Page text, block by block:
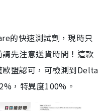
的快速測試劑，現時只
先注意送貨時間！這款
盟認可，可檢測到Delta
，特異度100%。